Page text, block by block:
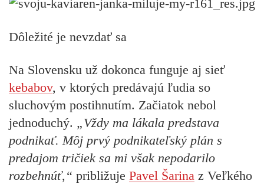
Dôležité je nevzdať sa
Na Slovensku už dokonca funguje aj sieť
kebabov, v ktorých predávajú ľudia so
sluchovým postihnutím. Začiatok nebol
jednoduchý. „Vždy ma lákala predstava
podnikať. Môj prvý podnikateľský plán s
predajom tričiek sa mi však nepodarilo
rozbehnúť,“ približuje Pavel Šarina z Veľkého